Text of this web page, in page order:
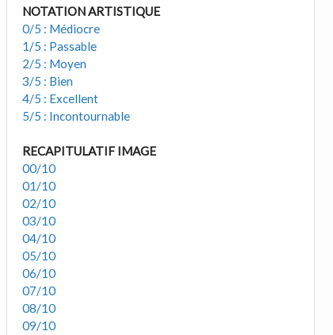
NOTATION ARTISTIQUE
0/5 : Médiocre
1/5 : Passable
2/5 : Moyen
3/5 : Bien
4/5 : Excellent
5/5 : Incontournable
RECAPITULATIF IMAGE
00/10
01/10
02/10
03/10
04/10
05/10
06/10
07/10
08/10
09/10